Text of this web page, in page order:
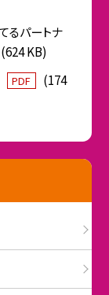
るパートナ
(624 KB)
PDF
(174